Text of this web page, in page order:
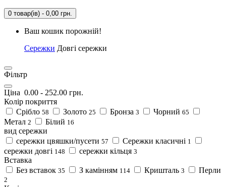
0 товар(ів) - 0,00 грн.
Ваш кошик порожній!
Сережки Довгі сережки
Фільтр
Ціна 0.00 - 252.00 грн.
Колір покриття
Срібло 58 Золото 25 Бронза 3 Чорний 65
Метал 2 Білий 16
вид сережки
сережки цвяшки/пусети 57 Сережки класичні 1
сережки довгі 148 сережки кільця 3
Вставка
Без вставок 35 З камінням 114 Кришталь 3 Перли
2